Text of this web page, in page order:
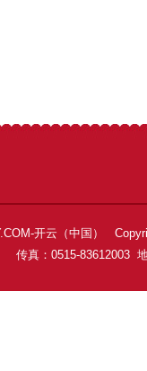
开云（中国）
传真：0515-83612003